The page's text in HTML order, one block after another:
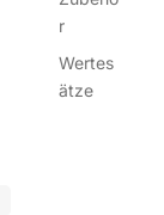
r
Wertes
ätze